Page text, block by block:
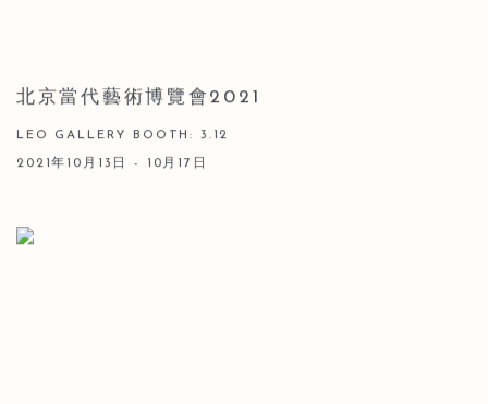
北京當代藝術博覽會2021
LEO GALLERY BOOTH: 3.12
2021年10月13日 - 10月17日